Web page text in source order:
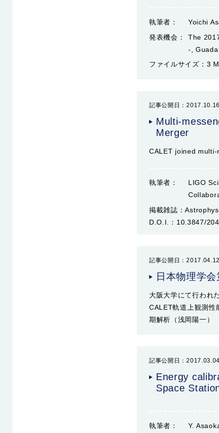
執筆者：
Yoichi
発表機会：
The
-,
ファイルサイズ： 3
記事公開日：
Multi-
Merger
CALET joined
執筆者：
LIGO
掲載雑誌：
D.O.I.： 10.3847/
記事公開日：
日本物理学
大阪大学にて行われ
CALET軌道上観測性
期解析（浅岡陽一）
記事公開日：
Energy
Space
執筆者： Y.